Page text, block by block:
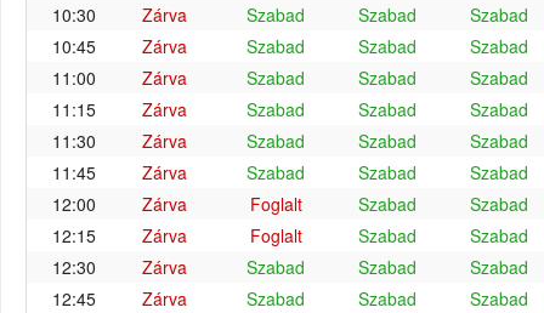
10:30
Zárva Szabad Szabad
Szabad
10:45
Zárva Szabad Szabad
Szabad
11:00
Zárva Szabad Szabad
Szabad
11:15
Zárva Szabad Szabad
Szabad
11:30
Zárva Szabad Szabad
Szabad
11:45
Zárva Szabad Szabad
Szabad
12:00
Zárva Foglalt Szabad
Szabad
12:15
Zárva Foglalt Szabad
Szabad
12:30
Zárva Szabad Szabad
Szabad
12:45
Zárva Szabad Szabad
Szabad